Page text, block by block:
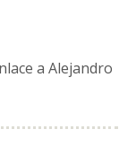
a Alejandro